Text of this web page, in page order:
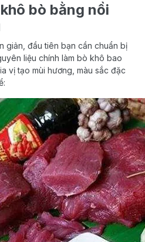
bò bằng nồi
giản, đầu tiên bạn cần chuẩn bị
liệu chính làm bò khô bao
vị tạo mùi hương, màu sắc đặc